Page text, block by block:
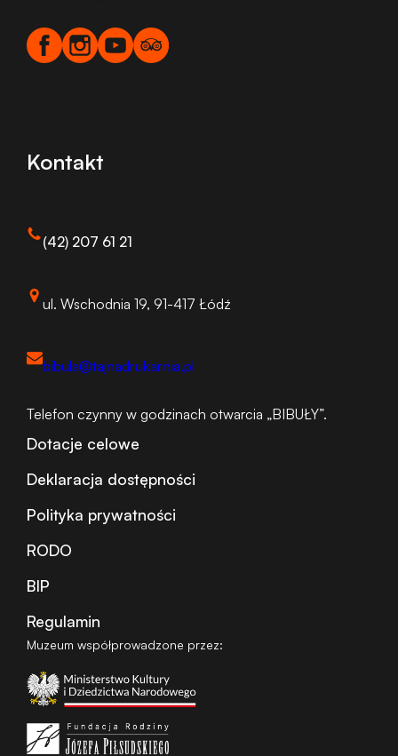
Kontakt
(42) 207 61 21
ul. Wschodnia 19, 91-417 Łódź
bibula@tajnadrukarnia.pl
Telefon czynny w godzinach otwarcia „BIBUŁY”.
Dotacje celowe
Deklaracja dostępności
Polityka prywatności
RODO
BIP
Regulamin
Muzeum współprowadzone przez: